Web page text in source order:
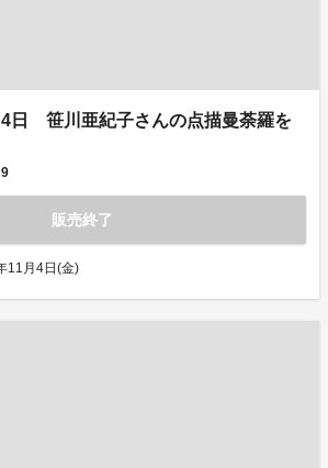
4日 笹川亜紀子さんの点描曼荼羅を
9
販売終了
11月4日(金)